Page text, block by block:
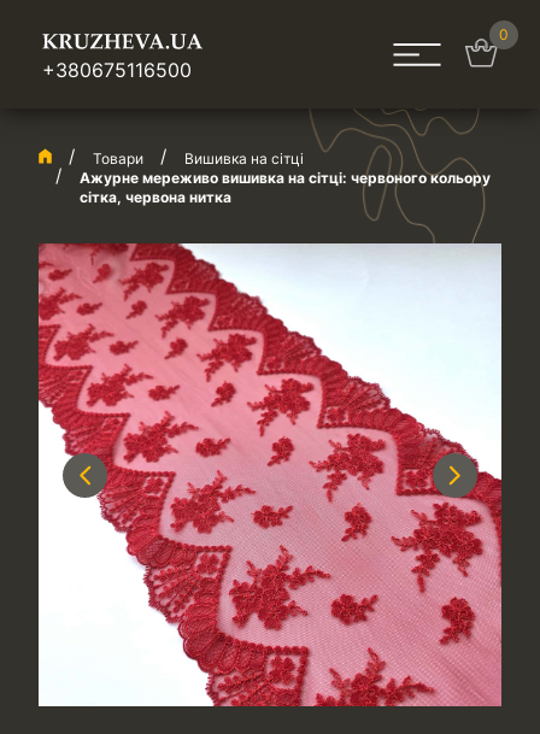
+380675116500
0
Товари
Вишивка на сітці
Ажурне мереживо вишивка на сітці: червоного кольору
сітка, червона нитка
Previous Next